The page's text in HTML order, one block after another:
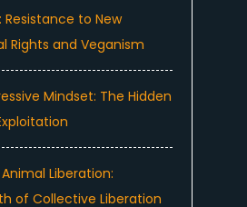
to New
Rights and Veganism
Mindset: The Hidden
Liberation:
of Collective Liberation